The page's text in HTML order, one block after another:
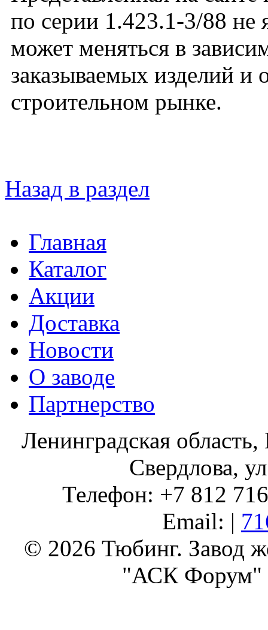
по серии 1.423.1-3/88 не
может меняться в
заказываемых изделий и
строительном рынке.
Назад в раздел
Главная
Каталог
Акции
Доставка
Новости
О заводе
Партнерство
Ленинградская
Свердлова,
Телефон: +7 812
Email: |
© 2026 Тюбинг. Завод
"АСК Форум"